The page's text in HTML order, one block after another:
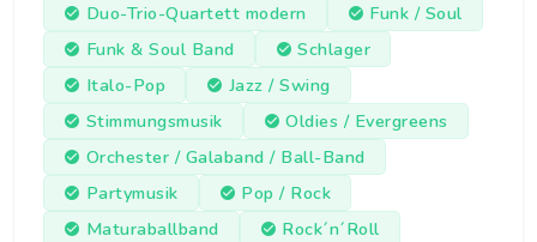
Duo-Trio-Quartett modern
Funk / Soul
Funk & Soul Band
Schlager
Italo-Pop
Jazz / Swing
Stimmungsmusik
Oldies / Evergreens
Orchester / Galaband / Ball-Band
Partymusik
Pop / Rock
Maturaballband
Rock´n´Roll